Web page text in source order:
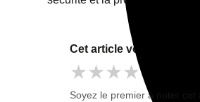
Cet article vous a-t-il été
★★★★★
Soyez le premier à noter cet